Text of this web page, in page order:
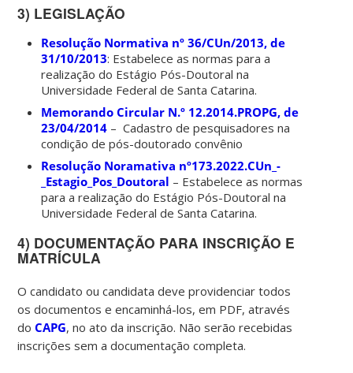
3) LEGISLAÇÃO
Resolução Normativa nº 36/CUn/2013, de
31/10/2013: Estabelece as normas para a
realização do Estágio Pós-Doutoral na
Universidade Federal de Santa Catarina.
Memorando Circular N.º 12.2014.PROPG, de
23/04/2014 – Cadastro de pesquisadores na
condição de pós-doutorado convênio
Resolução Noramativa nº173.2022.CUn_-
_Estagio_Pos_Doutoral – Estabelece as normas
para a realização do Estágio Pós-Doutoral na
Universidade Federal de Santa Catarina.
4) DOCUMENTAÇÃO PARA INSCRIÇÃO E
MATRÍCULA
O candidato ou candidata deve providenciar todos
os documentos e encaminhá-los, em PDF, através
doCAPG, no ato da inscrição. Não serão recebidas
inscrições sem a documentação completa.